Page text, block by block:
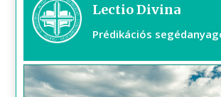
Lectio Divina
Prédikációs